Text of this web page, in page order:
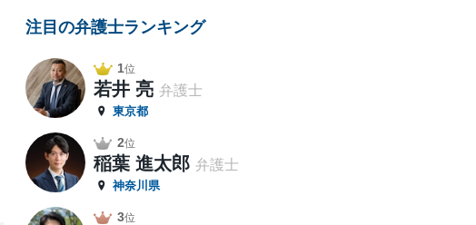
注目の弁護士ランキング
1位
若井 亮 弁護士
東京都
2位
稲葉 進太郎 弁護士
神奈川県
3位